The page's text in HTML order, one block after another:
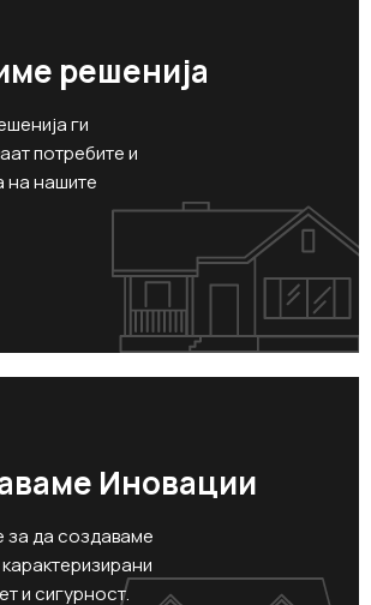
решенија
ги
потребите и
на нашите
Иновации
да создаваме
и сигурност.